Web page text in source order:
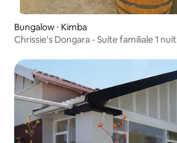
Bungalow ⋅ Kimba
Chrissie's Dongara - Suite familiale 1 nuit